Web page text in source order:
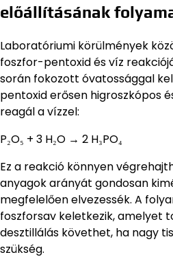
előállításának
Laboratóriumi körülmények
foszfor-pentoxid és víz
során fokozott óvatossággal
pentoxid erősen higroszkópos
reagál a vízzel:
P₂O₅ + 3 H₂O → 2 H₃PO₄
Ez a reakció könnyen
anyagok arányát gondosan
megfelelően elvezessék. A
foszforsav keletkezik, amelyet
desztillálás követhet, ha nagy
szükség.